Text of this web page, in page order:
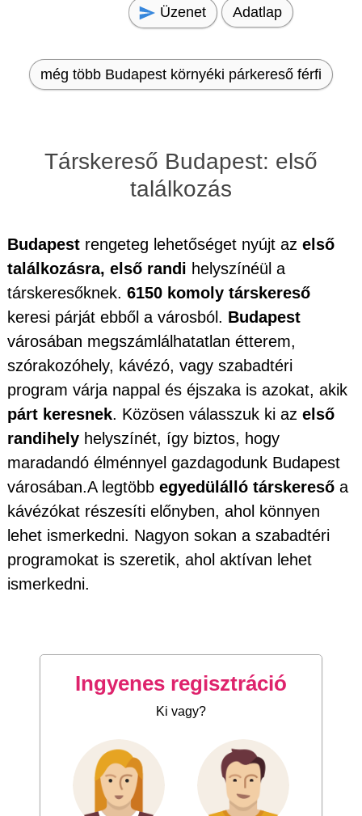
Üzenet Adatlap
még több Budapest környéki párkereső férfi
Társkereső Budapest: első
találkozás
Budapest rengeteg lehetőséget nyújt az első
találkozásra, első randi helyszínéül a
társkeresőknek. 6150 komoly társkereső
keresi párját ebből a városból. Budapest
városában megszámlálhatatlan étterem,
szórakozóhely, kávézó, vagy szabadtéri
program várja nappal és éjszaka is azokat, akik
párt keresnek. Közösen válasszuk ki az első
randihely helyszínét, így biztos, hogy
maradandó élménnyel gazdagodunk Budapest
városában.A legtöbb egyedülálló társkereső a
kávézókat részesíti előnyben, ahol könnyen
lehet ismerkedni. Nagyon sokan a szabadtéri
programokat is szeretik, ahol aktívan lehet
ismerkedni.
Ingyenes regisztráció
Ki vagy?